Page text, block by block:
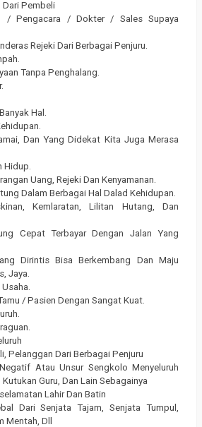
Dari Pembeli
/ Pengacara / Dokter / Sales Supaya
Rejeki Dari Berbagai Penjuru.
Tanpa Penghalang.
Hal.
Dan Yang Didekat Kita Juga Merasa
Hidup.
Uang, Rejeki Dan Kenyamanan.
Dalam Berbagai Hal Dalad Kehidupan.
Kemlaratan, Lilitan Hutang, Dan
Cepat Terbayar Dengan Jalan Yang
Dirintis Bisa Berkembang Dan Maju
Jaya.
/ Pasien Dengan Sangat Kuat.
Pelanggan Dari Berbagai Penjuru
Atau Unsur Sengkolo Menyeluruh
Kutukan Guru, Dan Lain Sebagainya
Lahir Dan Batin
Dari Senjata Tajam, Senjata Tumpul,
Mentah, Dll